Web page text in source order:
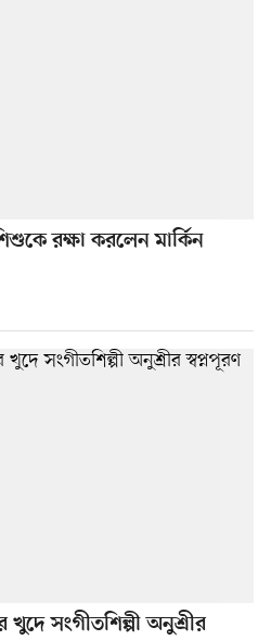
রক্ষা করলেন মার্কিন
খুদে সংগীতশিল্পী অনুশ্রীর